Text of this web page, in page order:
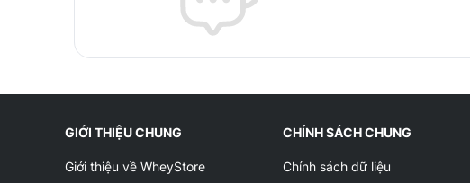
GIỚI THIỆU CHUNG
Giới thiệu về WheyStore
CHÍNH SÁCH CHUNG
Chính sách dữ liệu